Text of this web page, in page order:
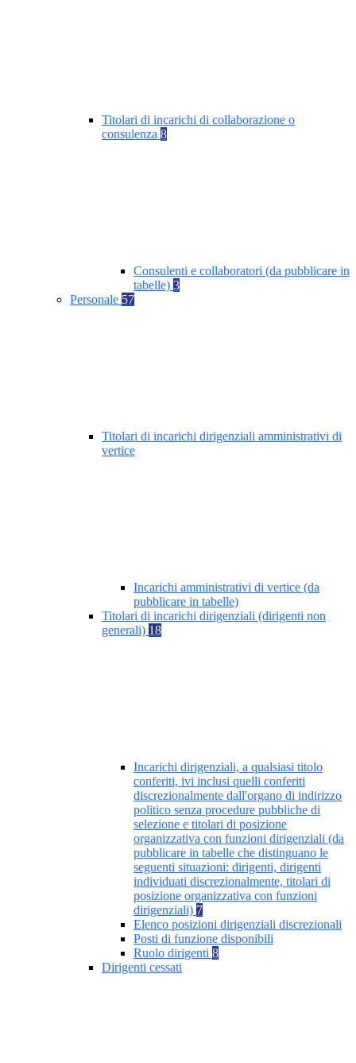
Titolari di incarichi di collaborazione o
consulenza 8
Consulenti e collaboratori (da pubblicare in
tabelle) 3
Personale 57
Titolari di incarichi dirigenziali amministrativi di
vertice
Incarichi amministrativi di vertice (da
pubblicare in tabelle)
Titolari di incarichi dirigenziali (dirigenti non
generali) 18
Incarichi dirigenziali, a qualsiasi titolo
conferiti, ivi inclusi quelli conferiti
discrezionalmente dall'organo di indirizzo
politico senza procedure pubbliche di
selezione e titolari di posizione
organizzativa con funzioni dirigenziali (da
pubblicare in tabelle che distinguano le
seguenti situazioni: dirigenti, dirigenti
individuati discrezionalmente, titolari di
posizione organizzativa con funzioni
dirigenziali) 7
Elenco posizioni dirigenziali discrezionali
Posti di funzione disponibili
Ruolo dirigenti 8
Dirigenti cessati